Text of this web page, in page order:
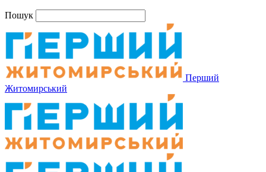
Пошук
Перший
Житомирський